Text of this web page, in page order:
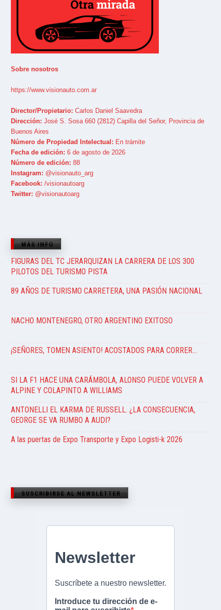
Sobre nosotros
https://www.visionauto.com.ar
Director/Propietario: Carlos Daniel Saavedra
Dirección: José S. Sosa 660 (2812) Capilla del Señor, Provincia de
Buenos Aires
Número de Propiedad Intelectual: En trámite
Fecha de edición: 6 de agosto de 2026
Número de edición: 88
Instagram: @visionauto_arg
Facebook: /visionautoarg
Twitter: @visionautoarg
MÁS INFO
FIGURAS DEL TC JERARQUIZAN LA CARRERA DE LOS 300
PILOTOS DEL TURISMO PISTA
89 AÑOS DE TURISMO CARRETERA, UNA PASIÓN NACIONAL
NACHO MONTENEGRO, OTRO ARGENTINO EXITOSO
¡SEÑORES, TOMEN ASIENTO! ACOSTADOS PARA CORRER…
SI LA F1 HACE UNA CARÁMBOLA, ALONSO PUEDE VOLVER A
ALPINE Y COLAPINTO A WILLIAMS
ANTONELLI EL KARMA DE RUSSELL. ¿LA CONSECUENCIA,
GEORGE SE VA RUMBO A AUDI?
A las puertas de Expo Transporte y Expo Logisti-k 2026
SUSCRIBIRSE AL NEWSLETTER